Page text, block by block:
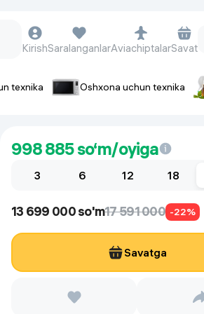
Aqlli-soatlar
Qo'l soatlari
Fitnes-brasletlar
Foto apparatlari va Video-
KirishSaralanganlarAviachiptalarSavat
texnika Oshxona uchun texnika
998 885so‘m/oyiga
3 6 12 18
13 699 000 so'm17 591 000 -22%
Savatga